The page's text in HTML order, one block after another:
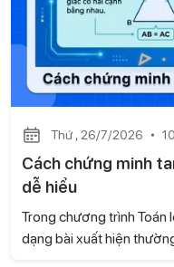
Thứ , 26/7/2026
Cách chứng minh
dễ hiểu
Trong chương trình Toán
dạng bài xuất hiện